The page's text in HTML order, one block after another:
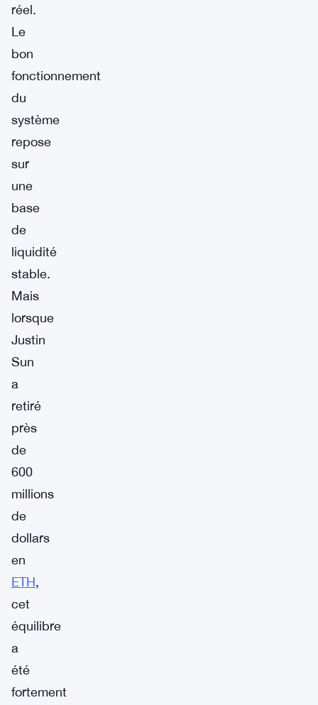
réel.
Le
bon
fonctionnement
du
système
repose
sur
une
base
de
liquidité
stable.
Mais
lorsque
Justin
Sun
a
retiré
près
de
600
millions
de
dollars
en
ETH,
cet
équilibre
a
été
fortement